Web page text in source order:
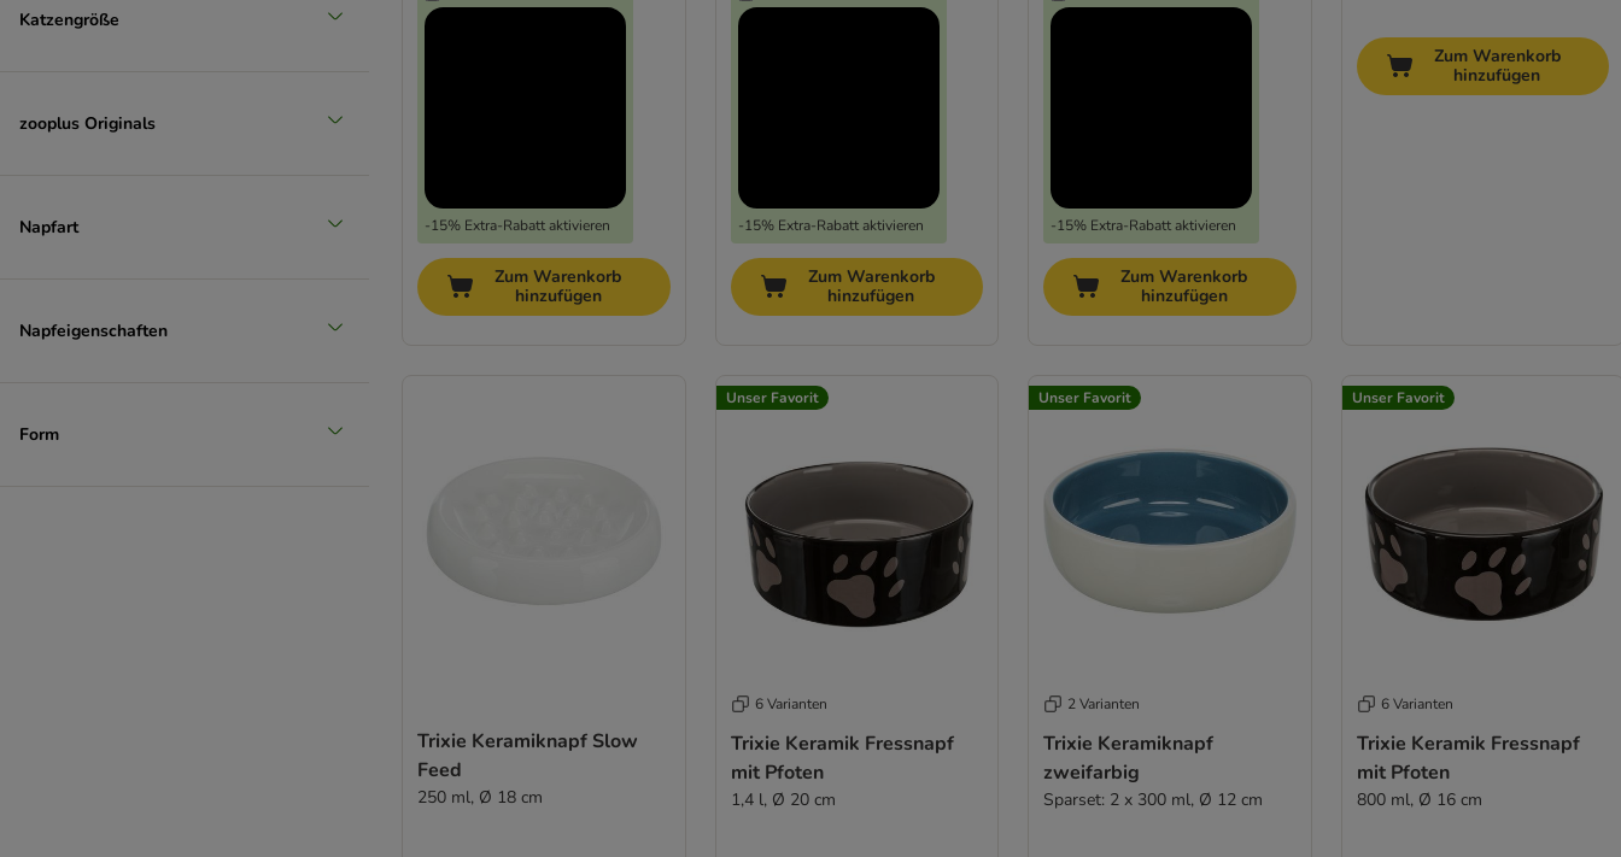
Katzengröße
zooplus Originals
Napfart
Napfeigenschaften
Form
-15% Extra-Rabatt aktivieren
Zum Warenkorb
hinzufügen
-15% Extra-Rabatt aktivieren
Zum Warenkorb
hinzufügen
-15% Extra-Rabatt aktivieren
Zum Warenkorb
hinzufügen
Zum Warenkorb
hinzufügen
Trixie Keramiknapf Slow
Feed
250 ml, Ø 18 cm
Unser Favorit
6 Varianten
Trixie Keramik Fressnapf
mit Pfoten
1,4 l, Ø 20 cm
Unser Favorit
2 Varianten
Trixie Keramiknapf
zweifarbig
Sparset: 2 x 300 ml, Ø 12 cm
Unser Favorit
6 Varianten
Trixie Keramik Fressnapf
mit Pfoten
800 ml, Ø 16 cm